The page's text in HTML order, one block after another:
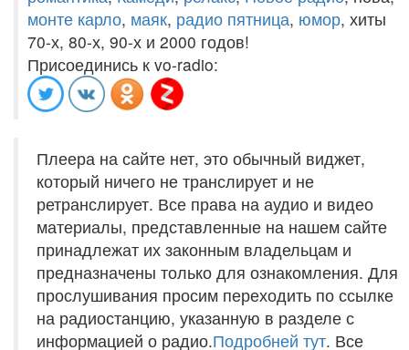
монте карло, маяк, радио пятница, юмор, хиты
70-х, 80-х, 90-х и 2000 годов!
Присоединись к vo-radio:
Плеера на сайте нет, это обычный виджет,
который ничего не транслирует и не
ретранслирует. Все права на аудио и видео
материалы, представленные на нашем сайте
принадлежат их законным владельцам и
предназначены только для ознакомления. Для
прослушивания просим переходить по ссылке
на радиостанцию, указанную в разделе с
информацией о радио.Подробней тут. Все